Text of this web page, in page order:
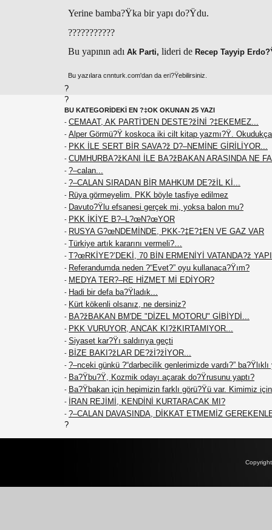
Yerine bamba?Ÿka bir yapı do?Ÿdu.
???????????
Bu yapının adı Ak Parti, lideri de Recep Tayyip
Bu yazılara cnnturk.com'dan da eri?Ÿebilirsiniz.
?
?
BU KATEGORİDEKİ EN ?‡OK OKUNAN 25 YAZI
- CEMAAT, AK PARTİ'DEN DESTE?žİNİ ?‡EKEMEZ...
- Alper Görmü?Ÿ koskoca iki cilt kitap yazmı?Ÿ.
- PKK İLE SERT BİR SAVA?ž D?–NEMİNE GİRİLİYOR...
- CUMHURBA?žKANI İLE BA?žBAKAN ARASINDA NE
- ?–calan...
- ?–CALAN SIRADAN BİR MAHKUM DE?žİL Kİ...
- Rüya görmeyelim. PKK böyle tasfiye edilmez
- Davuto?Ÿlu efsanesi gerçek mi, yoksa balon mu?
- PKK İKİYE B?–L?œN?œYOR
- RUSYA G?œNDEMİNDE, PKK-?‡E?‡EN VE GAZ VAR
- Türkiye artık kararını vermeli?…
- T?œRKİYE?’DEKİ, 70 BİN ERMENİYİ VATANDA?ž
- Referandumda neden ?“Evet?” oyu kullanaca?Ÿım?
- MEDYA TER?–RE HİZMET Mİ EDİYOR?
- Hadi bir defa ba?Ÿladık...
- Kürt kökenli olsanız, ne dersiniz?
- BA?žBAKAN BM'DE "DİZEL MOTORU" GİBİYDİ...
- PKK VURUYOR, ANCAK KI?žKIRTAMIYOR...
- Siyaset kar?Ÿı saldırıya geçti
- BİZE BAKI?žLAR DE?žİ?žİYOR...
- ?–nceki günkü ?“darbecilik genlerimizde vardı?”
- Ba?Ÿbu?Ÿ, Kozmik odayı açarak do?Ÿrusunu yaptı?
- Ba?Ÿbakan için hepimizin farklı görü?Ÿü var. Kimimiz
- İRAN REJİMİ, KENDİNİ KURTARACAK MI?
- ?–CALAN DAVASINDA, DİKKAT ETMEMİZ
?